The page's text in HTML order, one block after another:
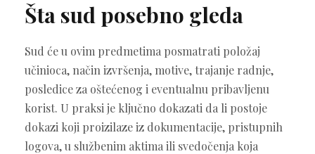
Šta sud posebno gleda
Sud će u ovim predmetima posmatrati položaj
učinioca, način izvršenja, motive, trajanje radnje,
posledice za oštećenog i eventualnu pribavljenu
korist. U praksi je ključno dokazati da li postoje
dokazi koji proizilaze iz dokumentacije, pristupnih
logova, u službenim aktima ili svedočenja koja